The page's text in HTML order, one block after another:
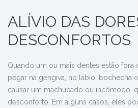
ALÍVIO DAS
DESCONFORTOS
Quando um ou mais dentes estão
pegar na gengiva, no lábio, bochecha
causar um machucado ou incômodo,
desconforto. Em alguns casos, eles